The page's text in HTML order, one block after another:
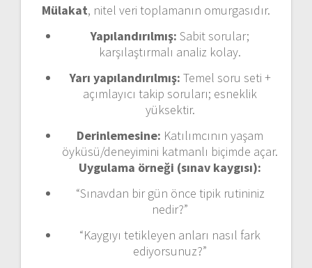
Mülakat, nitel veri toplamanın omurgasıdır.
Yapılandırılmış: Sabit sorular;
karşılaştırmalı analiz kolay.
Yarı yapılandırılmış: Temel soru seti +
açımlayıcı takip soruları; esneklik
yüksektir.
Derinlemesine: Katılımcının yaşam
öyküsü/deneyimini katmanlı biçimde açar.
Uygulama örneği (sınav kaygısı):
“Sınavdan bir gün önce tipik rutininiz
nedir?”
“Kaygıyı tetikleyen anları nasıl fark
ediyorsunuz?”